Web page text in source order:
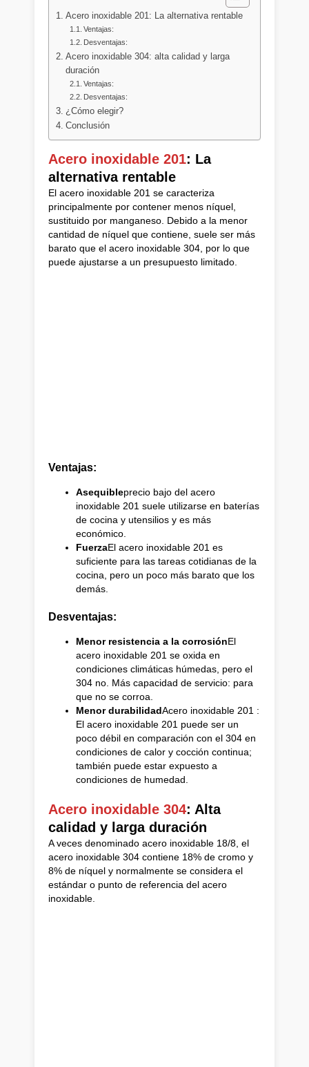
Acero inoxidable 201: La alternativa rentable
Ventajas:
Desventajas:
Acero inoxidable 304: alta calidad y larga
duración
Ventajas:
Desventajas:
¿Cómo elegir?
Conclusión
Acero inoxidable 201: La
alternativa rentable
El acero inoxidable 201 se caracteriza
principalmente por contener menos níquel,
sustituido por manganeso. Debido a la menor
cantidad de níquel que contiene, suele ser más
barato que el acero inoxidable 304, por lo que
puede ajustarse a un presupuesto limitado.
Ventajas:
Asequibleprecio bajo del acero
inoxidable 201 suele utilizarse en baterías
de cocina y utensilios y es más
económico.
FuerzaEl acero inoxidable 201 es
suficiente para las tareas cotidianas de la
cocina, pero un poco más barato que los
demás.
Desventajas:
Menor resistencia a la corrosiónEl
acero inoxidable 201 se oxida en
condiciones climáticas húmedas, pero el
304 no. Más capacidad de servicio: para
que no se corroa.
Menor durabilidadAcero inoxidable 201 :
El acero inoxidable 201 puede ser un
poco débil en comparación con el 304 en
condiciones de calor y cocción continua;
también puede estar expuesto a
condiciones de humedad.
Acero inoxidable 304: Alta
calidad y larga duración
A veces denominado acero inoxidable 18/8, el
acero inoxidable 304 contiene 18% de cromo y
8% de níquel y normalmente se considera el
estándar o punto de referencia del acero
inoxidable.